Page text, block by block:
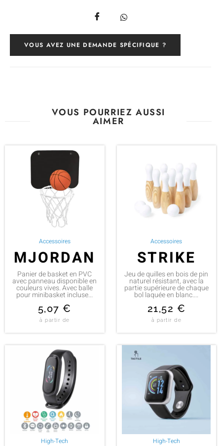
VOUS AVEZ UNE DEMANDE SPÉCIFIQUE ?
VOUS POURRIEZ AUSSI
AIMER
Accessoires
MJORDAN
Panier de basket en PVC
avec panneau disponible en
couleurs vives. Avec balle
pour minibasket incluse...
5,07€
à partir de
Accessoires
STRIKE
Jeu de quilles en bois de pin
naturel résistant, avec la
partie supérieure de chaque
bol laquée en blanc....
21,52 €
à partir de
High-Tech High-Tech